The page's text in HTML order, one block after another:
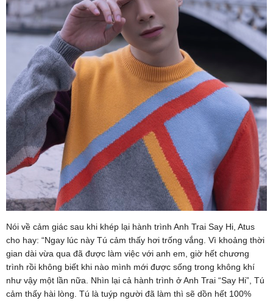
Nói về cảm giác sau khi khép lại hành trình Anh Trai Say Hi, Atus
cho hay: “Ngay lúc này Tú cảm thấy hơi trống vắng. Vì khoảng thời
gian dài vừa qua đã được làm việc với anh em, giờ hết chương
trình rồi không biết khi nào mình mới được sống trong không khí
như vậy một lần nữa. Nhìn lại cả hành trình ở Anh Trai “Say Hi”, Tú
cảm thấy hài lòng. Tú là tuýp người đã làm thì sẽ dồn hết 100%